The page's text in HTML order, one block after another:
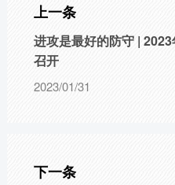
上一条
进攻是最好的防守 |
召开
2023/01/31
下一条